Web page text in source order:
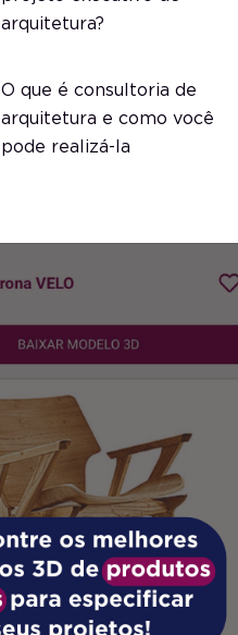
arquitetura?
O que é consultoria de
arquitetura e como você
pode realizá-la